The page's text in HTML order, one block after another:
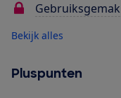
Gebruiksgemak
Bekijk alles
Pluspunten